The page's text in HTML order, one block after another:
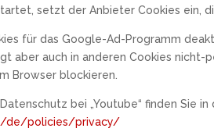
setzt der Anbieter Cookies ein,
für das Google-Ad-Programm
aber auch in anderen Cookies
Browser blockieren.
bei „Youtube“ finden Sie
de/policies/privacy/